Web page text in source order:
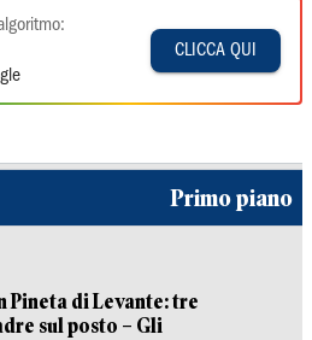
CLICCA QUI
Primo piano
di Levante: tre
sul posto – Gli